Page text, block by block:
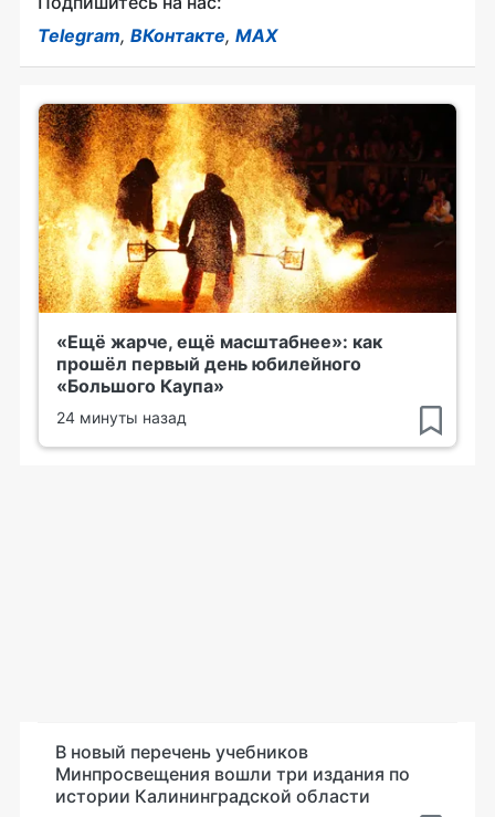
Telegram, ВКонтакте, MAX
«Ещё жарче, ещё масштабнее»: как
прошёл первый день юбилейного
«Большого Каупа»
24 минуты назад
В новый перечень учебников
Минпросвещения вошли три издания по
истории Калининградской области